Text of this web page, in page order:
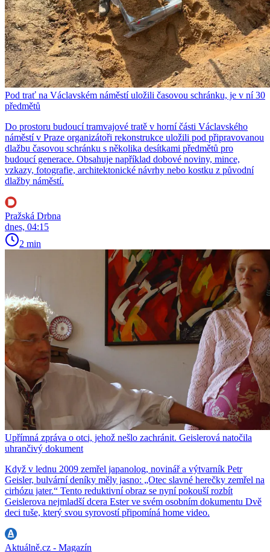
Pod trať na Václavském náměstí uložili časovou schránku, je v ní 30
předmětů
Do prostoru budoucí tramvajové tratě v horní části Václavského
náměstí v Praze organizátoři rekonstrukce uložili pod připravovanou
dlažbu časovou schránku s několika desítkami předmětů pro
budoucí generace. Obsahuje například dobové noviny, mince,
vzkazy, fotografie, architektonické návrhy nebo kostku z původní
dlažby náměstí.
Pražská Drbna
dnes, 04:15
2 min
Upřímná zpráva o otci, jehož nešlo zachránit. Geislerová natočila
uhrančivý dokument
Když v lednu 2009 zemřel japanolog, novinář a výtvarník Petr
Geisler, bulvární deníky měly jasno: „Otec slavné herečky zemřel na
cirhózu jater.“ Tento reduktivní obraz se nyní pokouší rozbít
Geislerova nejmladší dcera Ester ve svém osobním dokumentu Dvě
deci tuše, který svou syrovostí připomíná home video.
Aktuálně.cz - Magazín